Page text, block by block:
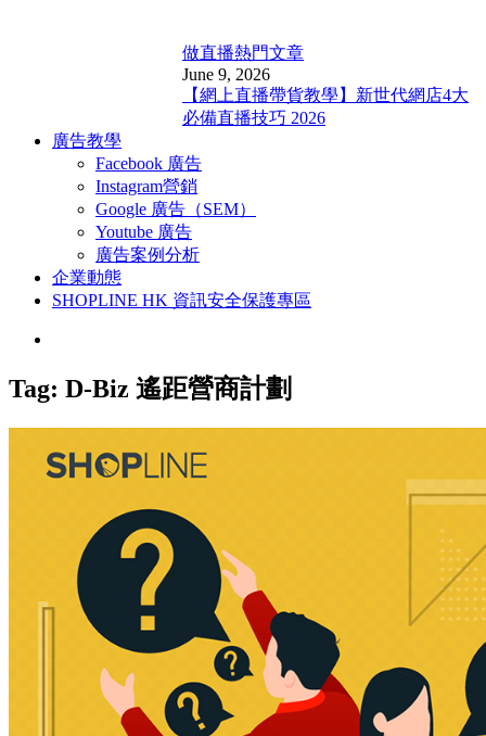
做直播熱門文章
June 9, 2026
【網上直播帶貨教學】新世代網店4大
必備直播技巧 2026
廣告教學
Facebook 廣告
Instagram營銷
Google 廣告（SEM）
Youtube 廣告
廣告案例分析
企業動態
SHOPLINE HK 資訊安全保護專區
Tag: D-Biz 遙距營商計劃